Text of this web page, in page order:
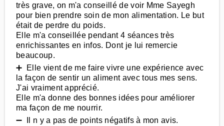
très grave, on m'a conseillé de voir Mme Sayegh
pour bien prendre soin de mon alimentation. Le but
était de perdre du poids.
Elle m'a conseillée pendant 4 séances très
enrichissantes en infos. Dont je lui remercie
beaucoup.
➕ Elle vient de me faire vivre une expérience avec
la façon de sentir un aliment avec tous mes sens.
J'ai vraiment apprécié.
Elle m'a donne des bonnes idées pour améliorer
ma façon de me nourrir.
➖ Il n y a pas de points négatifs à mon avis.